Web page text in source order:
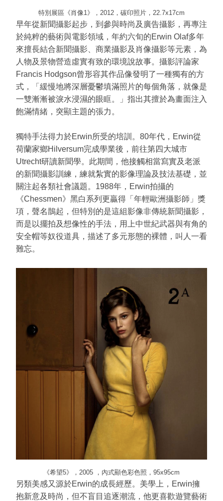
特別展區《肖像1》，2012，碳印照片，22.7x17cm
早年從新聞攝影起步，到參與時尚及廣告攝影，再專注
於純粹的藝術與電影領域，年約六旬的Erwin Olaf多年
來擅長結合新聞攝影、商業攝影及肖像攝影等元素，為
人物及景物營造虛實有致的環境說故事。攝影評論家
Francis Hodgson曾形容其作品像發明了一種獨有的方
式，「緩慢地將深層憂鬱填滿照片的每個角落，就像是
一雙漸漸被淚水浸濕的眼眶。」指出其擅於為畫面注入
飽滿情緒，突顯主題的張力。
獨特手法得力於Erwin所受的培訓。80年代，Erwin從
荷蘭家鄉Hilversum完成學業後，前往第四大城市
Utrecht研讀新聞學。此期間，他接觸相當寫實及老派
的新聞攝影訓練，練就紮實的影像理論及技法基礎，並
關注起各類社會議題。1988年，Erwin拍攝的
《Chessmen》黑白系列更贏得「年輕歐洲攝影師」獎
項，聲名鵲起，但特別的是這組影像非傳統新聞攝影，
而是以擺拍及想像性的手法，用上中世紀武器與有角的
安全帽等奴役道具，描述了多元形態的裸體，叫人一看
難忘。
《希望5》，2005 ，內式顯色彩色照，95x95cm
另類美感又源於Erwin的成長經歷。美學上，Erwin擁
抱新意及時尚，但不盲目追逐潮流，他更喜歡遊覽藝術